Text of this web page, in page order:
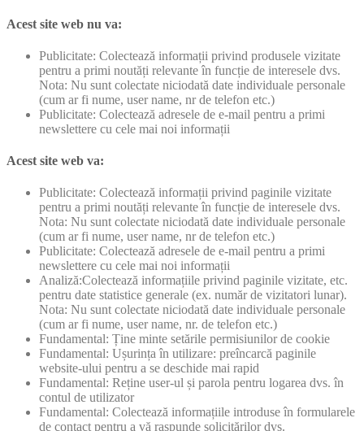
Acest site web nu va:
Publicitate: Colectează informații privind produsele vizitate
pentru a primi noutăți relevante în funcție de interesele dvs.
Nota: Nu sunt colectate niciodată date individuale personale
(cum ar fi nume, user name, nr de telefon etc.)
Publicitate: Colectează adresele de e-mail pentru a primi
newslettere cu cele mai noi informații
Acest site web va:
Publicitate: Colectează informații privind paginile vizitate
pentru a primi noutăți relevante în funcție de interesele dvs.
Nota: Nu sunt colectate niciodată date individuale personale
(cum ar fi nume, user name, nr de telefon etc.)
Publicitate: Colectează adresele de e-mail pentru a primi
newslettere cu cele mai noi informații
Analiză:Colectează informațiile privind paginile vizitate, etc.
pentru date statistice generale (ex. număr de vizitatori lunar).
Nota: Nu sunt colectate niciodată date individuale personale
(cum ar fi nume, user name, nr. de telefon etc.)
Fundamental: Ține minte setările permisiunilor de cookie
Fundamental: Ușurința în utilizare: preîncarcă paginile
website-ului pentru a se deschide mai rapid
Fundamental: Reține user-ul și parola pentru logarea dvs. în
contul de utilizator
Fundamental: Colectează informațiile introduse în formularele
de contact pentru a vă raspunde solicitărilor dvs.